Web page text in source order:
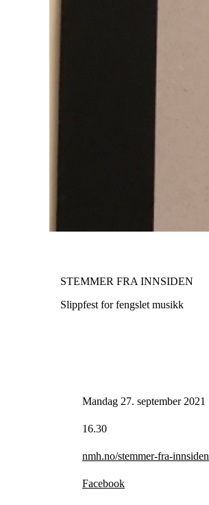
STEMMER FRA INNSIDEN
Slippfest for fengslet musikk
Mandag 27. september 2021
16.30
nmh.no/stemmer-fra-innsiden
Facebook